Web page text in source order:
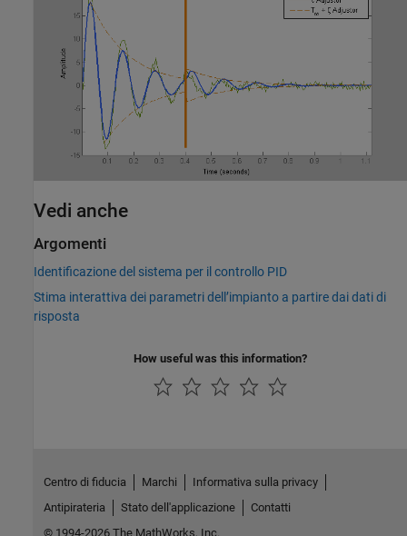
Vedi anche
Argomenti
Identificazione del sistema per il controllo PID
Stima interattiva dei parametri dell’impianto a partire dai dati di
risposta
How useful was this information?
Centro di fiducia Marchi
Informativa sulla privacy
Antipirateria
Stato dell'applicazione
Contatti
© 1994-2026 The MathWorks, Inc.